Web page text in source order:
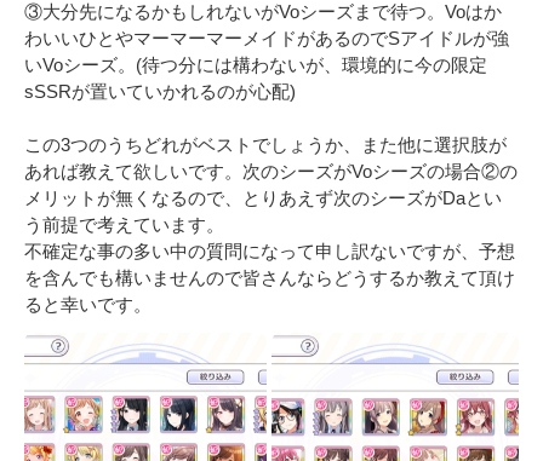
③大分先になるかもしれないがVoシーズまで待つ。Voはか
わいいひとやマーマーマーメイドがあるのでSアイドルが強
いVoシーズ。(待つ分には構わないが、環境的に今の限定
sSSRが置いていかれるのが心配)
この3つのうちどれがベストでしょうか、また他に選択肢が
あれば教えて欲しいです。次のシーズがVoシーズの場合②の
メリットが無くなるので、とりあえず次のシーズがDaとい
う前提で考えています。
不確定な事の多い中の質問になって申し訳ないですが、予想
を含んでも構いませんので皆さんならどうするか教えて頂け
ると幸いです。